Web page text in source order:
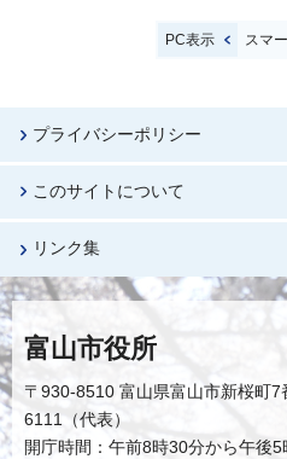
PC表示 スマ
プライバシーポリシー
このサイトについて
リンク集
富山市役所
〒930-8510 富山県富山市新桜町
6111（代表）
開庁時間：午前8時30分から午後